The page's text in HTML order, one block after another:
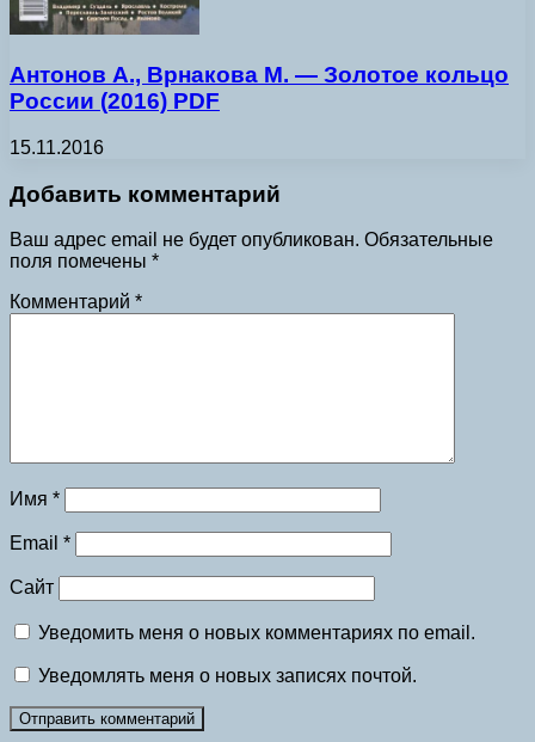
Антонов А., Врнакова М. — Золотое кольцо
России (2016) PDF
15.11.2016
Добавить комментарий
Ваш адрес email не будет опубликован. Обязательные
поля помечены *
Комментарий *
Имя *
Email *
Сайт
Уведомить меня о новых комментариях по email.
Уведомлять меня о новых записях почтой.